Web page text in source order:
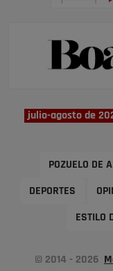
julio-agosto de
POZUELO DE
DEPORTES
ESTILO
© 2014 - 2026